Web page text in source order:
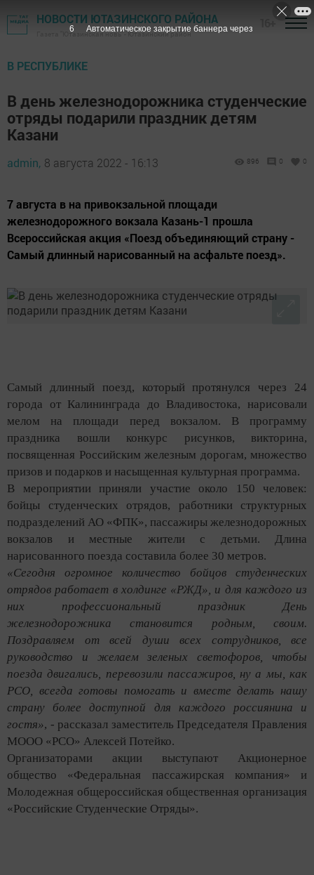
НОВОСТИ ЮТАЗИНСКОГО РАЙОНА
Газета "Ютазинская новь" - Ютазинский район
В РЕСПУБЛИКЕ
В день железнодорожника студенческие
отряды подарили праздник детям
Казани
admin, 8 августа 2022 - 16:13 896 0 0
7 августа в на привокзальной площади
железнодорожного вокзала Казань-1 прошла
Всероссийская акция «Поезд объединяющий страну -
Самый длинный нарисованный на асфальте поезд».
Самый длинный поезд, который протянулся через 24
города от Калининграда до Владивостока, нарисовали
мелом на площади перед вокзалом. В программу
праздника вошли конкурс рисунков, викторина,
посвященная Российским железным дорогам, множество
призов и подарков и насыщенная культурная программа.
В мероприятии приняли участие около 150 человек:
бойцы студенческих отрядов, работники структурных
подразделений АО «ФПК», пассажиры железнодорожных
вокзалов и местные жители с детьми. Длина
нарисованного поезда составила более 30 метров.
«Сегодня огромное количество бойцов студенческих
отрядов работает в холдинге «РЖД», и для каждого из
них профессиональный праздник День
железнодорожника становится родным, своим.
Поздравляем от всей души всех сотрудников, все
руководство и желаем зеленых светофоров, чтобы
поезда двигались, перевозили пассажиров, ну а мы, как
РСО, всегда готовы помогать и вместе делать нашу
страну более доступной для каждого россиянина и
гостя», - рассказал заместитель Председателя Правления
МООО «РСО» Алексей Потейко.
Организаторами акции выступают Акционерное
общество «Федеральная пассажирская компания» и
Молодежная общероссийская общественная организация
«Российские Студенческие Отряды».
5 Автоматическое закрытие баннера через